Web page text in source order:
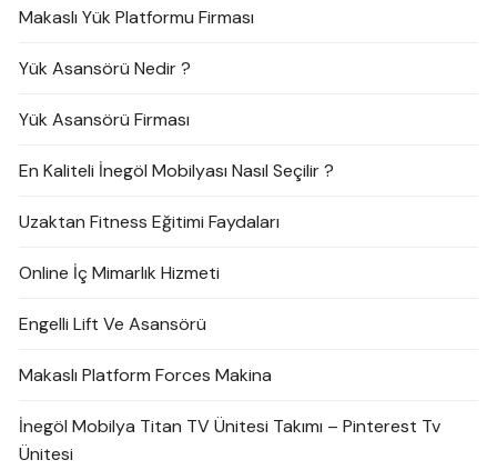
Makaslı Yük Platformu Firması
Yük Asansörü Nedir ?
Yük Asansörü Firması
En Kaliteli İnegöl Mobilyası Nasıl Seçilir ?
Uzaktan Fitness Eğitimi Faydaları
Online İç Mimarlık Hizmeti
Engelli Lift Ve Asansörü
Makaslı Platform Forces Makina
İnegöl Mobilya Titan TV Ünitesi Takımı – Pinterest Tv
Ünitesi